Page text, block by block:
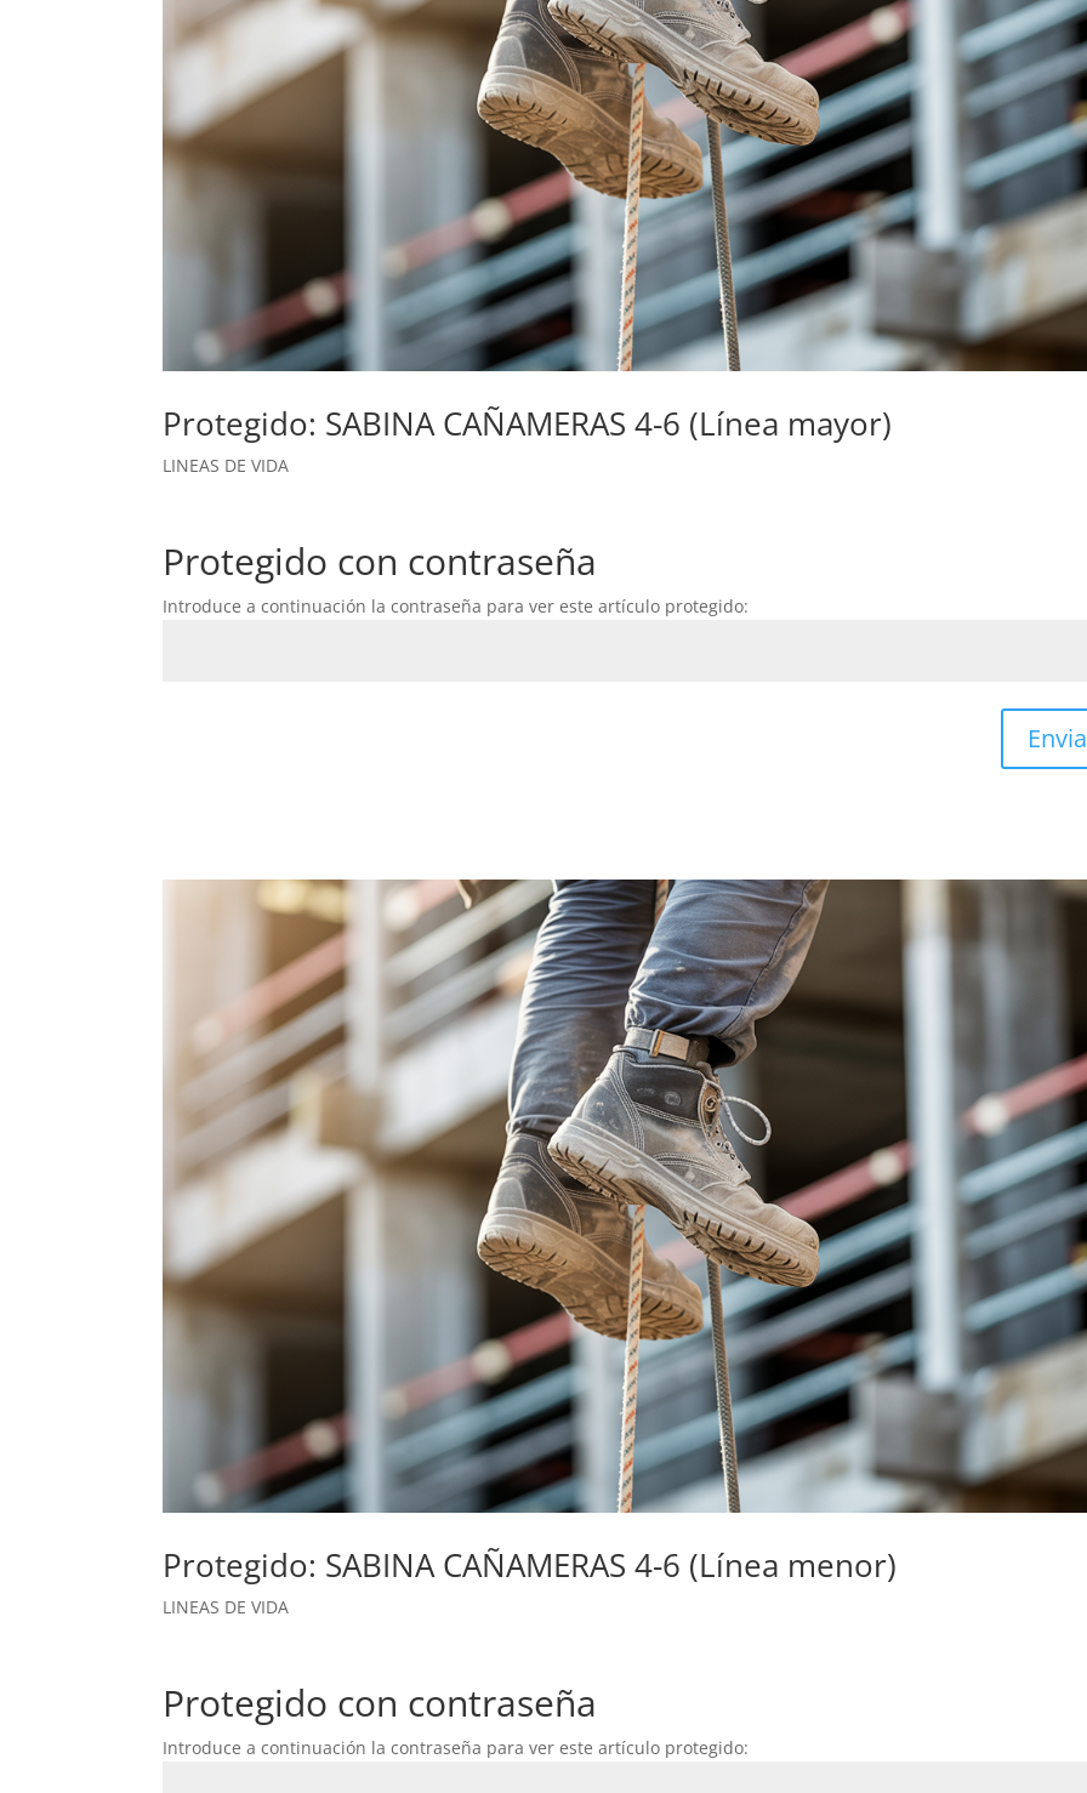
Protegido: SABINA CAÑAMERAS 4-6 (Línea mayor)
LINEAS DE VIDA
Protegido con contraseña
Introduce a continuación la contraseña para ver este artículo protegido:
Protegido: SABINA CAÑAMERAS 4-6 (Línea menor)
LINEAS DE VIDA
Protegido con contraseña
Introduce a continuación la contraseña para ver este artículo protegido: